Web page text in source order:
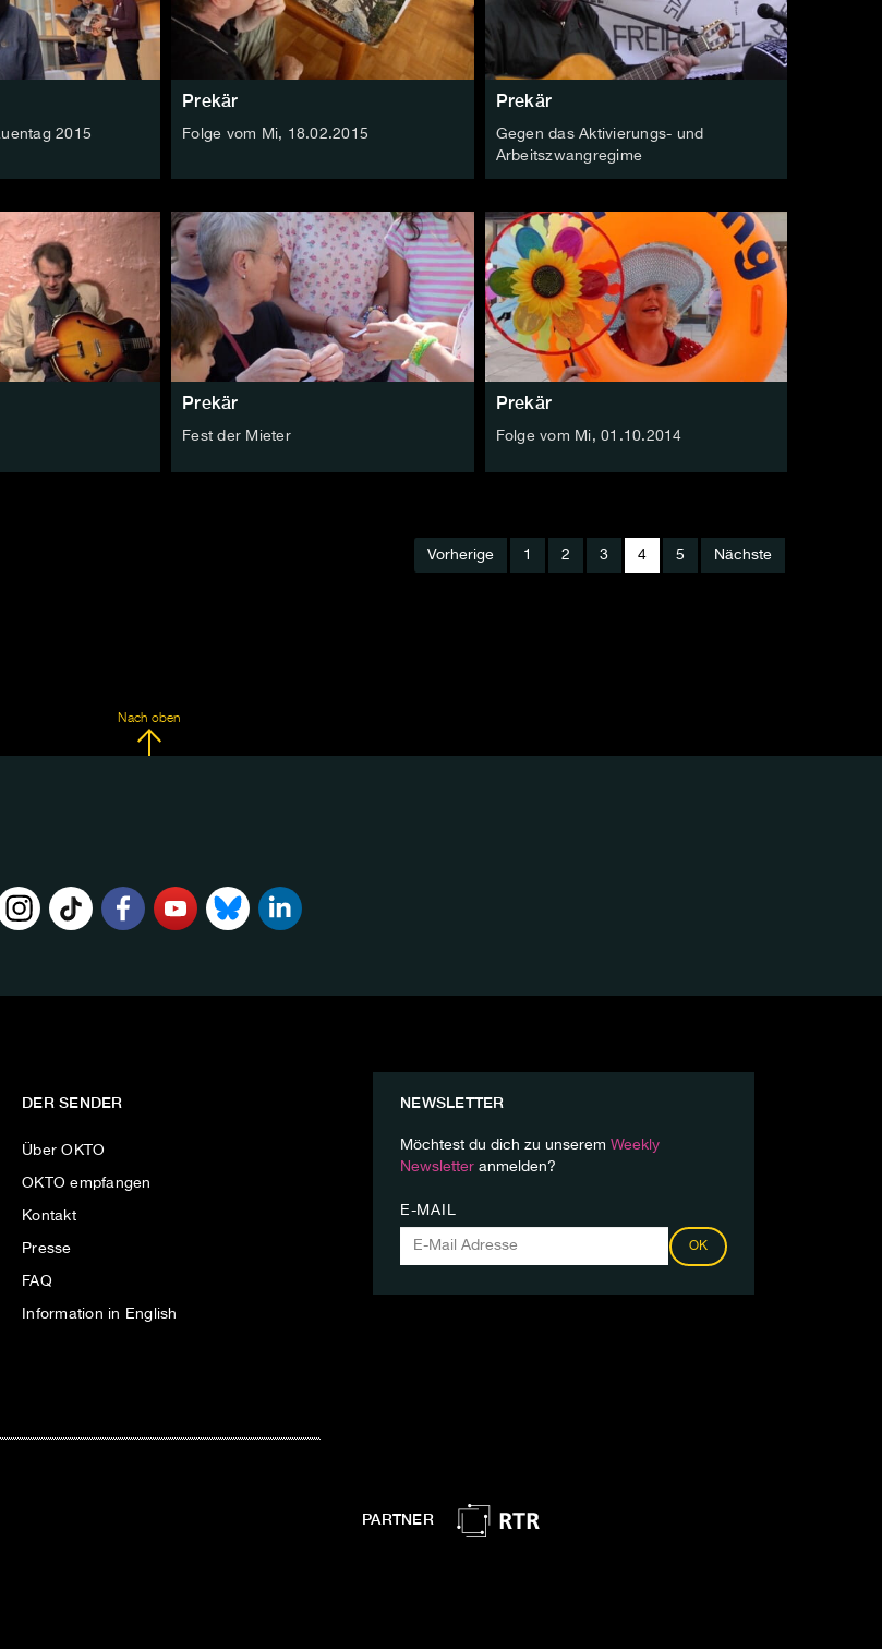
2015
Prekär
Folge vom Mi, 18.02.2015
Prekär
Gegen das Aktivierungs- und
Arbeitszwangregime
Prekär
Fest der Mieter
Prekär
Folge vom Mi, 01.10.2014
Vorherige 1 2 3 4 5 Nächste
Nach oben
DER SENDER
Über OKTO
OKTO empfangen
Kontakt
Presse
FAQ
Information in English
NEWSLETTER
Möchtest du dich zu unserem Weekly
Newsletter anmelden?
E-MAIL
OK
PARTNER